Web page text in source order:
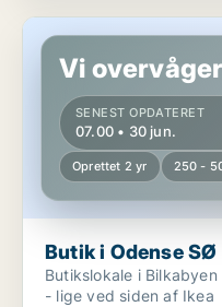
Butik i Odense SØ
Vi
SENEST OPDATERET
07.00 • 30 jun.
Oprettet 2 yr 250 -
Butik i Odense SØ
Butikslokale i
- lige ved siden af Ikea